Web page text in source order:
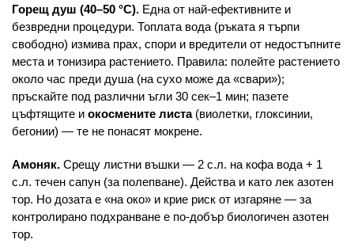
Горещ душ (40–50 °C). Една от най-ефективните и
безвредни процедури. Топлата вода (ръката я търпи
свободно) измива прах, спори и вредители от недостъпните
места и тонизира растението. Правила: полейте растението
около час преди душа (на сухо може да «свари»);
пръскайте под различни ъгли 30 сек–1 мин; пазете
цъфтящите и окосмените листа(виолетки, глоксинии,
бегонии) — те не понасят мокрене.
Амоняк. Срещу листни въшки — 2 с.л. на кофа вода + 1
с.л. течен сапун (за полепване). Действа и като лек азотен
тор. Но дозата е «на око» и крие риск от изгаряне — за
контролирано подхранване е по-добър биологичен азотен
тор.